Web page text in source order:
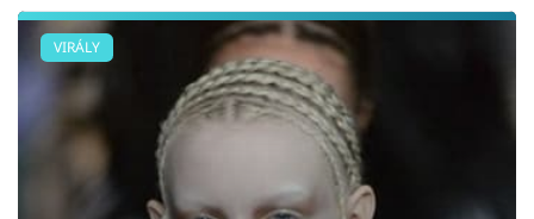
Showbyznys
Youtubeři
Virály
VIRÁLY